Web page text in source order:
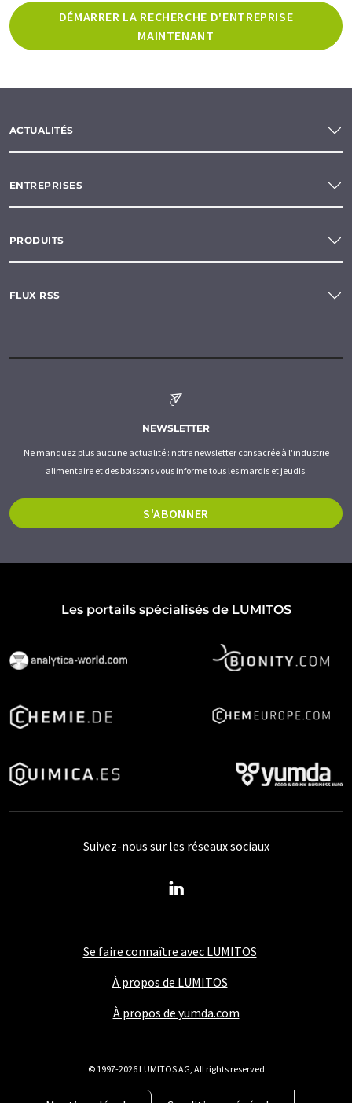
DÉMARRER LA RECHERCHE D'ENTREPRISE
MAINTENANT
ACTUALITÉS
ENTREPRISES
PRODUITS
FLUX RSS
NEWSLETTER
Ne manquez plus aucune actualité : notre newsletter consacrée à l'industrie
alimentaire et des boissons vous informe tous les mardis et jeudis.
S'ABONNER
Les portails spécialisés de LUMITOS
Se faire connaître avec LUMITOS
À propos de LUMITOS
À propos de yumda.com
Suivez-nous sur les réseaux sociaux
© 1997-2026 LUMITOS AG, All rights reserved